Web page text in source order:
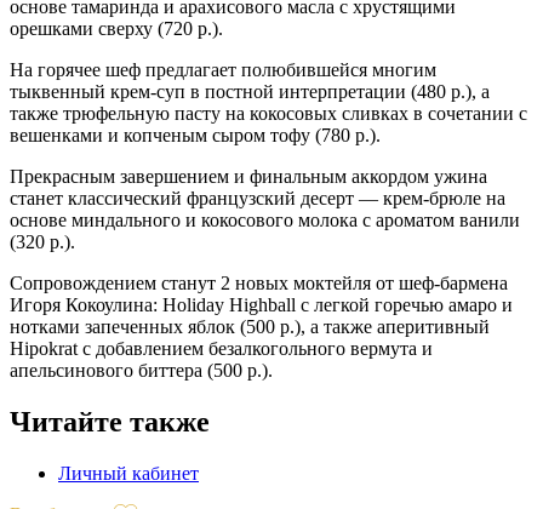
основе тамаринда и арахисового масла с хрустящими
орешками сверху (720 р.).
На горячее шеф предлагает полюбившейся многим
тыквенный крем-суп в постной интерпретации (480 р.), а
также трюфельную пасту на кокосовых сливках в сочетании с
вешенками и копченым сыром тофу (780 р.).
Прекрасным завершением и финальным аккордом ужина
станет классический французский десерт — крем-брюле на
основе миндального и кокосового молока с ароматом ванили
(320 р.).
Сопровождением станут 2 новых моктейля от шеф-бармена
Игоря Кокоулина: Holiday Highball с легкой горечью амаро и
нотками запеченных яблок (500 р.), а также аперитивный
Hipokrat с добавлением безалкогольного вермута и
апельсинового биттера (500 р.).
Читайте также
Личный кабинет